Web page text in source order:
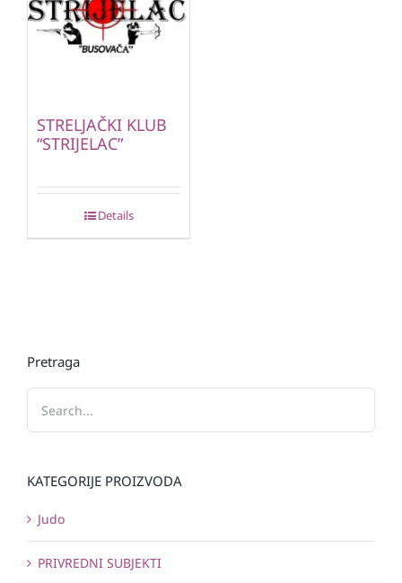
STRELJAČKI KLUB
“STRIJELAC”
Details
Pretraga
KATEGORIJE PROIZVODA
Judo
PRIVREDNI SUBJEKTI